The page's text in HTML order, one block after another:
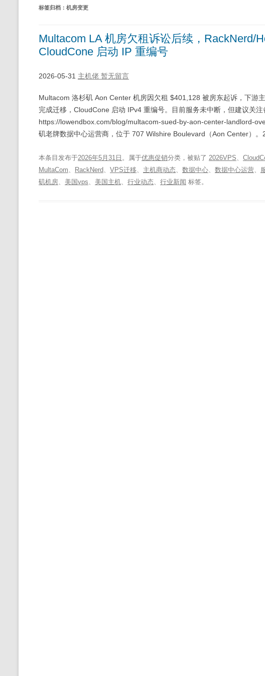
标签归档： 机房变更
Multacom LA 机房欠租诉讼后续，RackNerd/
CloudCone 启动 IP 重编号
2026-05-31 主机佬 暂无留言
Multacom 洛杉矶 Aon Center 机房因欠租 $401,128 被房东起诉，下游
完成迁移，CloudCone 启动 IPv4 重编号。目前服务未中断，但建议关注
https://lowendbox.com/blog/multacom-sued-by-aon-center-landlord-
矶老牌数据中心运营商，位于 707 Wilshire Boulevard（Aon Center）。
本条目发布于2026年5月31日 。属于优惠促销分类，被贴了 2026VPS
MultaCom
RackNerd VPS迁移 主机商动态 数据中心 数据中心运营
矶机房
美国vps 美国主机 行业动态 行业新闻 标签。